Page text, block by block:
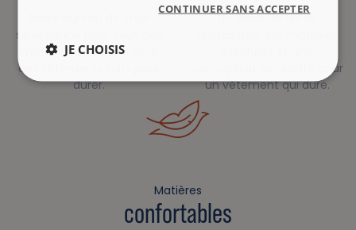
sélectionne pour vous des
matières de qualité pour
des vêtements faits pour
durer.
Un choix de fibres
conception de qualité pour
un vêtement qui dure.
Matières
confortables
CONTINUER SANS ACCEPTER
JE CHOISIS